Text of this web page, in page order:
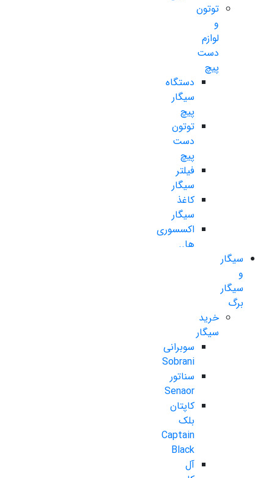
توتون
و
لوازم
دست
پیچ
دستگاه
سیگار
پیچ
توتون
دست
پیچ
فیلتر
سیگار
کاغذ
سیگار
اکسسوری
ها..
سیگار
و
سیگار
برگ
خرید
سیگار
سوبرانی
Sobrani
سناتور
Senaor
کاپتان
بلک
Captain
Black
آل